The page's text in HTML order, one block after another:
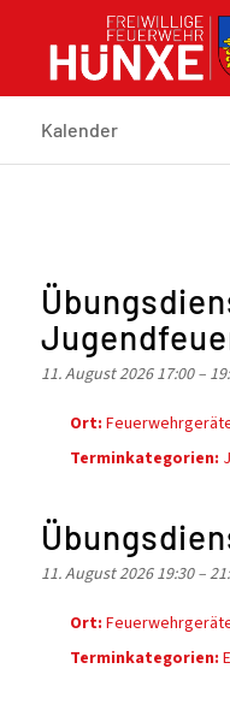
Kalender
11. August 2026 17:00–
Ort:
Terminkategorien:
11. August 2026 19:30–
Ort:
Terminkategorien: